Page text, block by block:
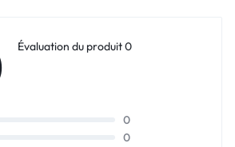
Évaluation du produit 0
0
0